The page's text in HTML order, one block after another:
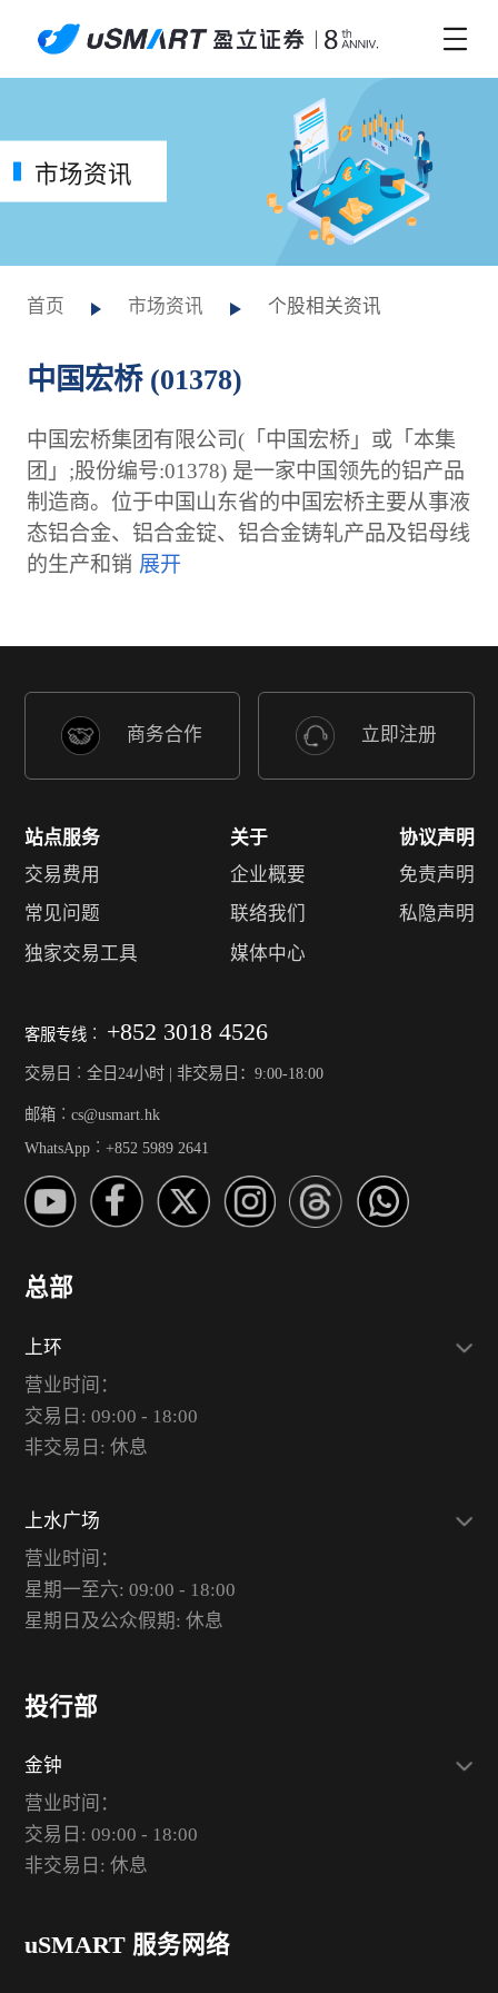
市场资讯
首页 市场资讯 个股相关资讯
中国宏桥 (01378)
中国宏桥集团有限公司(「中国宏桥」或「本集
团」;股份编号:01378) 是一家中国领先的铝产品
制造商。位于中国山东省的中国宏桥主要从事液
态铝合金、铝合金锭、铝合金铸轧产品及铝母线
的生产和销
商务合作 立即注册
站点服务
交易费用
常见问题
独家交易工具
关于
企业概要
联络我们
媒体中心
协议声明
免责声明
私隐声明
客服专线︰ +852 3018 4526
交易日︰全日24小时 | 非交易日：9:00-18:00
邮箱︰cs@usmart.hk
WhatsApp︰+852 5989 2641
总部
上环
营业时间：
交易日: 09:00 - 18:00
非交易日: 休息
上水广场
营业时间：
星期一至六: 09:00 - 18:00
星期日及公众假期: 休息
投行部
金钟
营业时间：
交易日: 09:00 - 18:00
非交易日: 休息
uSMART 服务网络